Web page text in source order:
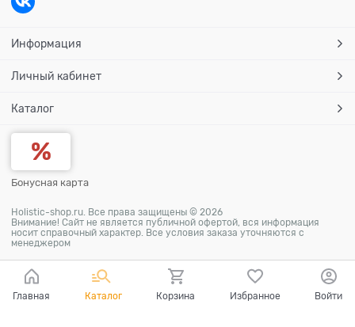
Информация
Личный кабинет
Каталог
Бонусная карта
Holistic-shop.ru. Все права защищены © 2026
Внимание! Сайт не является публичной офертой, вся информация
носит справочный характер. Все условия заказа уточняются с
менеджером
Главная Каталог Корзина Избранное Войти